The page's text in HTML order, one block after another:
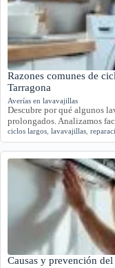
Razones comunes de
Tarragona
Averías en lavavajillas
Descubre por qué algunos
prolongados. Analizamos
ciclos largos lavavajillas
Causas y prevención